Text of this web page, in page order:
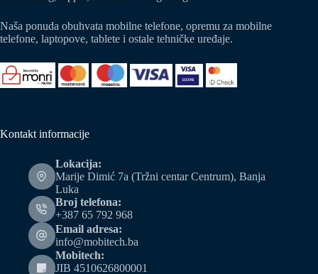
Naša ponuda obuhvata mobilne telefone, opremu za mobilne
telefone, laptopove, tablete i ostale tehničke uređaje.
Kontakt informacije
Lokacija:
Marije Dimić 7a (Tržni centar Centrum), Banja
Luka
Broj telefona:
+387 65 792 968
Email adresa:
info@mobitech.ba
Mobitech:
JIB 4510626800001